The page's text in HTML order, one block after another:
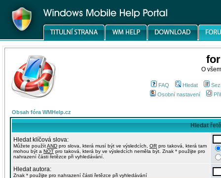
O
FAQ Hledat
Osobní nastavení
Obsah fóra WMHelp.cz
Hledat
Hledat klíčová slova:
Můžete použítAND pro slova, která musí být ve výsledcích, OR pro taková, která tam
mohou být a NOT pro taková, která by ve výsledcích neměla být. Znak * použijte pro
nahrazení části řetězce při vyhledávání.
Hledat autora:
Znak * použijte pro nahrazení části řetězce při vyhledávání